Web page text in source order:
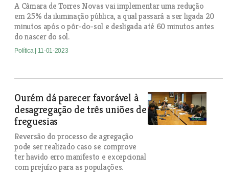
A Câmara de Torres Novas vai implementar uma redução
em 25% da iluminação pública, a qual passará a ser ligada 20
minutos após o pôr-do-sol e desligada até 60 minutos antes
do nascer do sol.
Política | 11-01-2023
Ourém dá parecer favorável à
desagregação de três uniões de
freguesias
Reversão do processo de agregação
pode ser realizado caso se comprove
ter havido erro manifesto e excepcional
com prejuízo para as populações.